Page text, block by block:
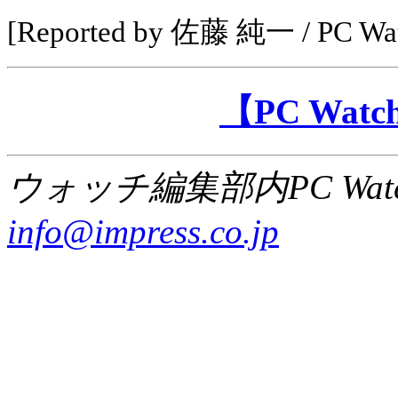
[Reported by 佐藤 純一 / PC
【PC
ウォッチ編集部内PC
info@impress.co.jp